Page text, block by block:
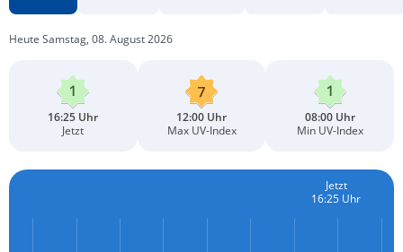
Heute Samstag, 08. August 2026
16:25 Uhr
Jetzt
12:00 Uhr
Max UV-Index
08:00 Uhr
Min UV-Index
Jetzt
16:25 Uhr